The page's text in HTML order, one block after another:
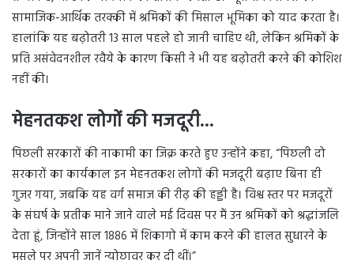
सामाजिक-आर्थिक तरक्की में श्रमिकों की मिसाल भूमिका को याद करता है।
हालांकि यह बढ़ोतरी 13 साल पहले हो जानी चाहिए थी, लेकिन श्रमिकों के
प्रति असंवेदनशील रवैये के कारण किसी ने भी यह बढ़ोतरी करने की कोशिश
नहीं की।
मेहनतकश लोगों की मजदूरी…
पिछली सरकारों की नाकामी का जिक्र करते हुए उन्होंने कहा, “पिछली दो
सरकारों का कार्यकाल इन मेहनतकश लोगों की मजदूरी बढ़ाए बिना ही
गुजर गया, जबकि यह वर्ग समाज की रीढ़ की हड्डी है। विश्व स्तर पर मजदूरों
के संघर्ष के प्रतीक माने जाने वाले मई दिवस पर मैं उन श्रमिकों को श्रद्धांजलि
देता हूं, जिन्होंने साल 1886 में शिकागो में काम करने की हालत सुधारने के
मसले पर अपनी जानें न्योछावर कर दी थीं।”